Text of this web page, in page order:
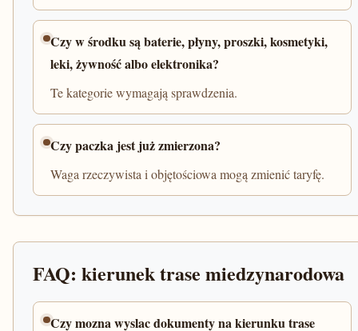
Czy w środku są baterie, płyny, proszki, kosmetyki,
leki, żywność albo elektronika?
Te kategorie wymagają sprawdzenia.
Czy paczka jest już zmierzona?
Waga rzeczywista i objętościowa mogą zmienić taryfę.
FAQ: kierunek trase miedzynarodowa
Czy mozna wyslac dokumenty na kierunku trase